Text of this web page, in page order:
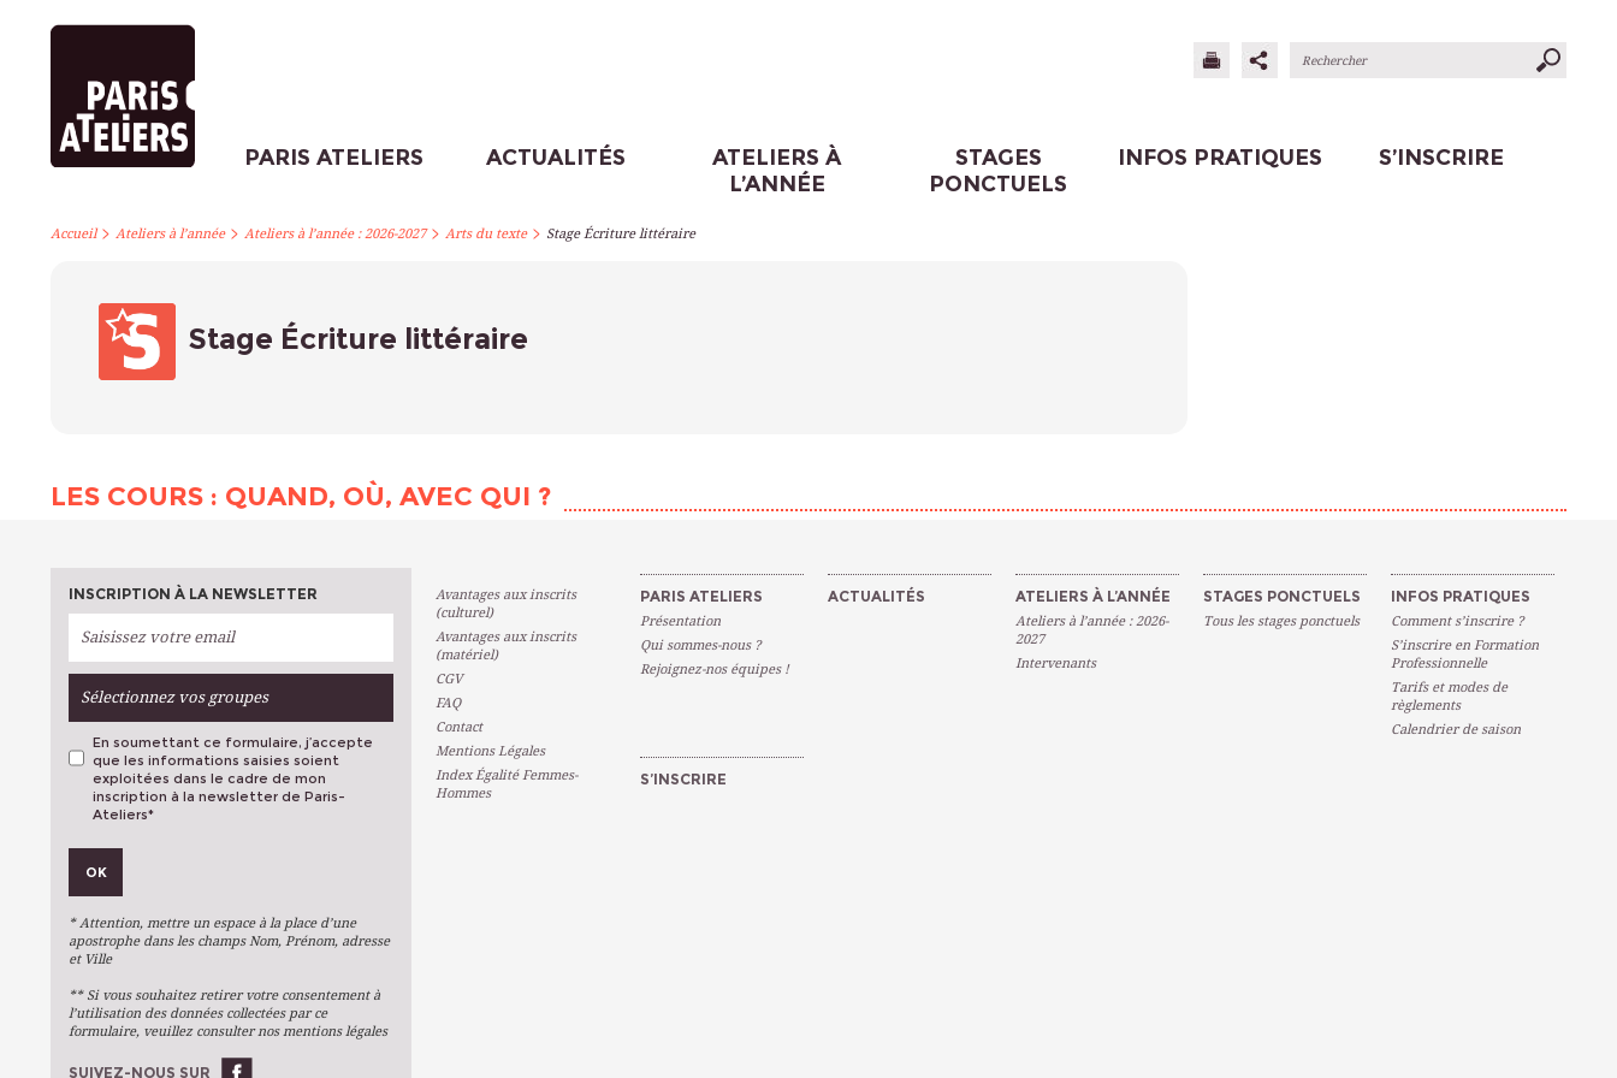
PARIS ATELIERS ACTUALITÉS
ATELIERS À
L’ANNÉE
STAGES
PONCTUELS
INFOS PRATIQUES S’INSCRIRE
Accueil> Ateliers à l’année> Ateliers à l’année : 2026-2027> Arts du texte> Stage Écriture littéraire
Stage Écriture littéraire
LES COURS : QUAND, OÙ, AVEC QUI ?
INSCRIPTION À LA NEWSLETTER
Sélectionnez vos groupes
Métiers D'art
Arts Du Texte
Stages Ponctuels
Ateliers À L'année
En soumettant ce formulaire, j’accepte
que les informations saisies soient
exploitées dans le cadre de mon
inscription à la newsletter de Paris-
Ateliers*
OK
* Attention, mettre un espace à la place d’une
apostrophe dans les champs Nom, Prénom, adresse
et Ville
** Si vous souhaitez retirer votre consentement à
l’utilisation des données collectées par ce
formulaire, veuillez consulter nos mentions légales
SUIVEZ-NOUS SUR
Avantages aux inscrits
(culturel)
Avantages aux inscrits
(matériel)
CGV
FAQ
Contact
Mentions Légales
Index Égalité Femmes-
Hommes
PARIS ATELIERS
Présentation
Qui sommes-nous ?
Rejoignez-nos équipes !
ACTUALITÉS ATELIERS À L’ANNÉE
Ateliers à l’année : 2026-
2027
Intervenants
STAGES PONCTUELS
Tous les stages ponctuels
INFOS PRATIQUES
Comment s’inscrire ?
S’inscrire en Formation
Professionnelle
Tarifs et modes de
règlements
Calendrier de saison
S’INSCRIRE